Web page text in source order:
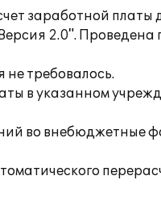
заработной
2.0".
требовалось.
в указанном
во внебюджетные